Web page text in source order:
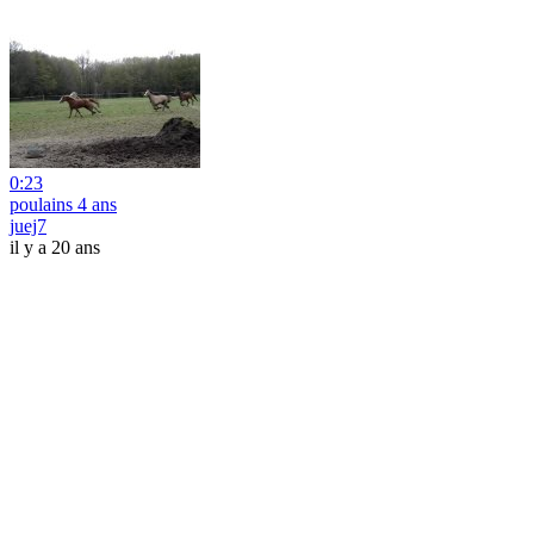
0:23
poulains 4 ans
juej7
il y a 20 ans